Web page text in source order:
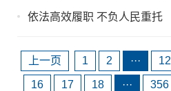
依法高效履职 不负人民重托
上一页 1 2 ··· 12
16 17 18 ··· 356